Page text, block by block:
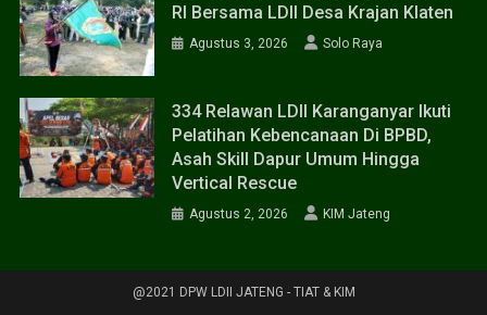
RI Bersama LDII Desa Krajan Klaten
Agustus 3, 2026 Solo Raya
334 Relawan LDII Karanganyar Ikuti
Pelatihan Kebencanaan Di BPBD,
Asah Skill Dapur Umum Hingga
Vertical Rescue
Agustus 2, 2026 KIM Jateng
@2021 DPW LDII JATENG - TIAT & KIM